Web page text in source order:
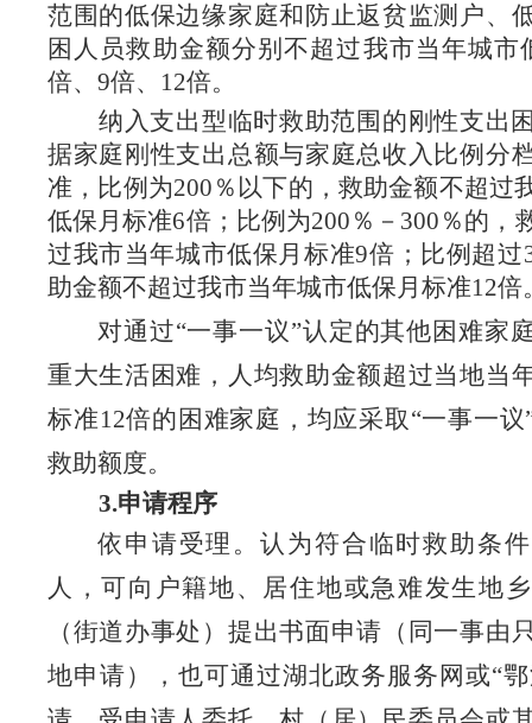
范围的低保边缘家庭和防止返贫监测户、
困人员救助金额分别不超过我市当年城市
倍、9倍、12倍。
纳入支出型临时救助范围的刚性支出
据家庭刚性支出总额与家庭总收入比例分
准，比例为200％以下的，救助金额不超过
低保月标准6倍；比例为200％－300％的，
过我市当年城市低保月标准9倍；比例超过
助金额不超过我市当年城市低保月标准12倍
对通过“一事一议”认定的其他困难家
重大生活困难，人均救助金额超过当地当
标准12倍的困难家庭，均应采取“一事一议
救助额度。
3.申请程序
依申请受理。认为符合临时救助条
人，可向户籍地、居住地或急难发生地
（街道办事处）提出书面申请（同一事由
地申请），也可通过湖北政务服务网或“